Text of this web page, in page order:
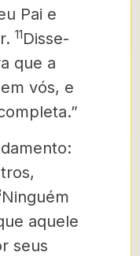
Pai e
11Disse-
que a
vós, e
Ninguém
aquele
seus